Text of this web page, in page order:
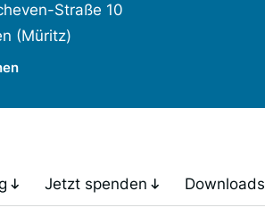
Straße 10
(Müritz)
Jetzt spenden Downloads